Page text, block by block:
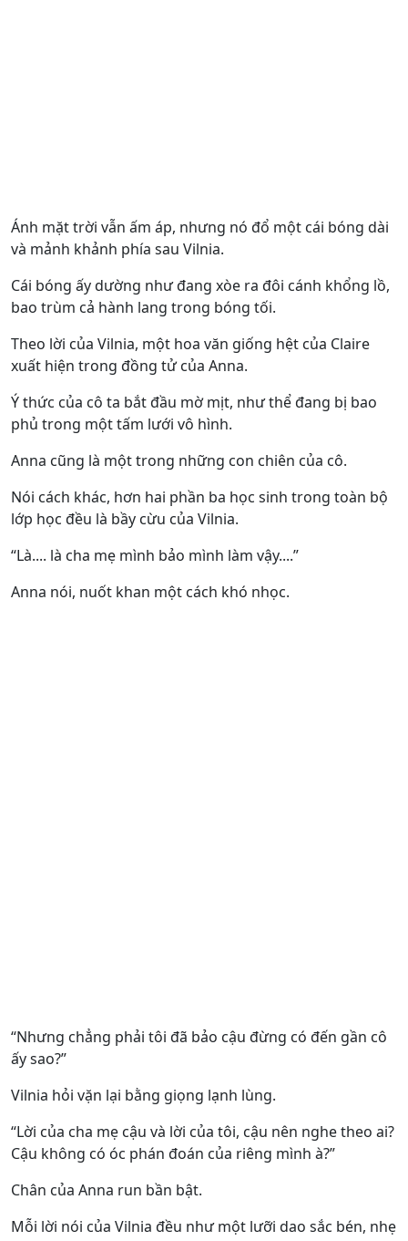
Ánh mặt trời vẫn ấm áp, nhưng nó đổ một cái bóng dài
và mảnh khảnh phía sau Vilnia.
Cái bóng ấy dường như đang xòe ra đôi cánh khổng lồ,
bao trùm cả hành lang trong bóng tối.
Theo lời của Vilnia, một hoa văn giống hệt của Claire
xuất hiện trong đồng tử của Anna.
Ý thức của cô ta bắt đầu mờ mịt, như thể đang bị bao
phủ trong một tấm lưới vô hình.
Anna cũng là một trong những con chiên của cô.
Nói cách khác, hơn hai phần ba học sinh trong toàn bộ
lớp học đều là bầy cừu của Vilnia.
“Là.... là cha mẹ mình bảo mình làm vậy....”
Anna nói, nuốt khan một cách khó nhọc.
“Nhưng chẳng phải tôi đã bảo cậu đừng có đến gần cô
ấy sao?”
Vilnia hỏi vặn lại bằng giọng lạnh lùng.
“Lời của cha mẹ cậu và lời của tôi, cậu nên nghe theo ai?
Cậu không có óc phán đoán của riêng mình à?”
Chân của Anna run bần bật.
Mỗi lời nói của Vilnia đều như một lưỡi dao sắc bén, nhẹ